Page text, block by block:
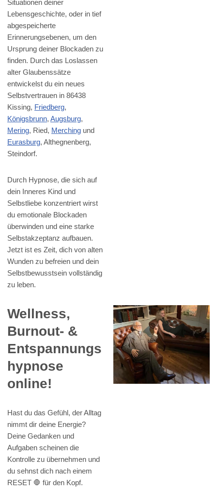
Situationen deiner
Lebensgeschichte, oder in tief
abgespeicherte
Erinnerungsebenen, um den
Ursprung deiner Blockaden zu
finden. Durch das Loslassen
alter Glaubenssätze
entwickelst du ein neues
Selbstvertrauen in 86438
Kissing, Friedberg,
Königsbrunn, Augsburg,
Mering, Ried, Merching und
Eurasburg, Althegnenberg,
Steindorf.
Durch Hypnose, die sich auf
dein Inneres Kind und
Selbstliebe konzentriert wirst
du emotionale Blockaden
überwinden und eine starke
Selbstakzeptanz aufbauen.
Jetzt ist es Zeit, dich von alten
Wunden zu befreien und dein
Selbstbewusstsein vollständig
zu leben.
Wellness,
Burnout- &
Entspannungs
hypnose
online!
Hast du das Gefühl, der Alltag
nimmt dir deine Energie?
Deine Gedanken und
Aufgaben scheinen die
Kontrolle zu übernehmen und
du sehnst dich nach einem
RESET 🛑 für den Kopf.